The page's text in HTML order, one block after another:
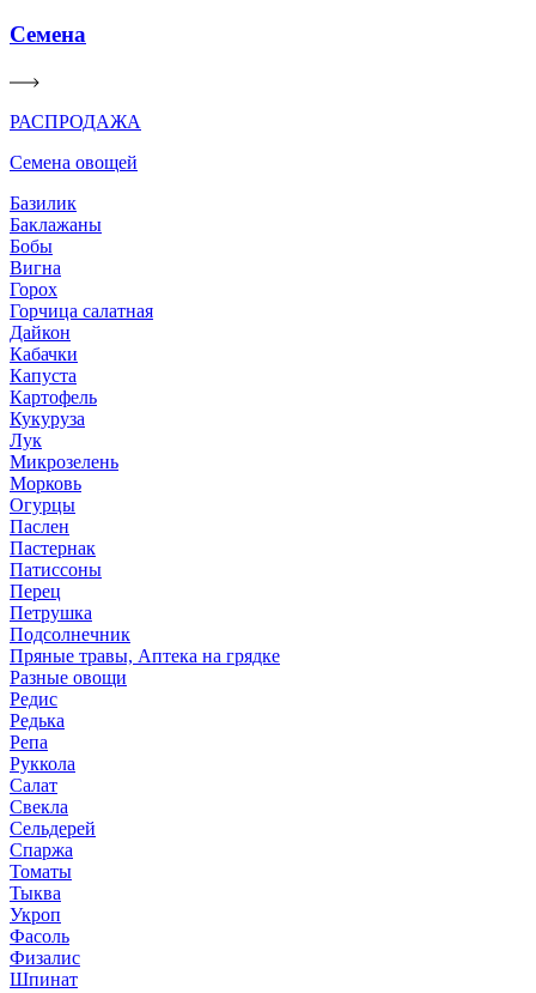
Семена
РАСПРОДАЖА
Семена овощей
Базилик
Баклажаны
Бобы
Вигна
Горох
Горчица салатная
Дайкон
Кабачки
Капуста
Картофель
Кукуруза
Лук
Микрозелень
Морковь
Огурцы
Паслен
Пастернак
Патиссоны
Перец
Петрушка
Подсолнечник
Пряные травы, Аптека на грядке
Разные овощи
Редис
Редька
Репа
Руккола
Салат
Свекла
Сельдерей
Спаржа
Томаты
Тыква
Укроп
Фасоль
Физалис
Шпинат